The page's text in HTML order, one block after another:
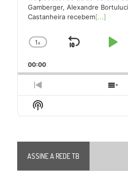
Gamberger, Alexandre
Castanheira recebem[...]
Change
Rate
1x
Skip
00:00
Previous
Episode
Show
Podcast
ASSINE A REDE TB